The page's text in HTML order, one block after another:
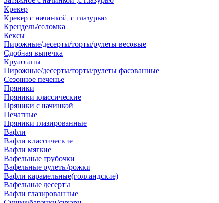
Крекер
Крекер с начинкой, с глазурью
Крендель/соломка
Кексы
Пирожные/десерты/торты/рулеты весовые
Сдобная выпечка
Круассаны
Пирожные/десерты/торты/рулеты фасованные
Сезонное печенье
Пряники
Пряники классические
Пряники с начинкой
Печатные
Пряники глазированные
Вафли
Вафли классические
Вафли мягкие
Вафельные трубочки
Вафельные рулеты/рожки
Вафли карамельные(голландские)
Вафельные десерты
Вафли глазированные